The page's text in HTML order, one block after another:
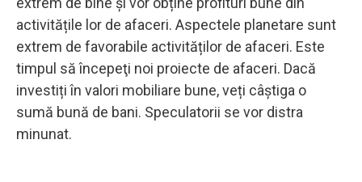
activitățile lor de afaceri. Aspectele planetare sunt
extrem de favorabile activităților de afaceri. Este
timpul să începeţi noi proiecte de afaceri. Dacă
investiți în valori mobiliare bune, veți câștiga o
sumă bună de bani. Speculatorii se vor distra
minunat.